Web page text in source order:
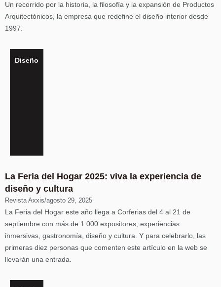
Un recorrido por la historia, la filosofía y la expansión de Productos
Arquitectónicos, la empresa que redefine el diseño interior desde
1997.
Diseño
La Feria del Hogar 2025: viva la experiencia de
diseño y cultura
Revista Axxis/agosto 29, 2025
La Feria del Hogar este año llega a Corferias del 4 al 21 de
septiembre con más de 1.000 expositores, experiencias
inmersivas, gastronomía, diseño y cultura. Y para celebrarlo, las
primeras diez personas que comenten este artículo en la web se
llevarán una entrada.